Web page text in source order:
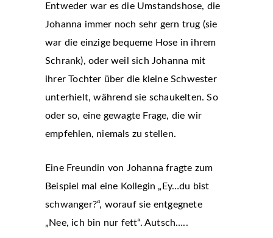
Entweder war es die Umstandshose, die
Johanna immer noch sehr gern trug (sie
war die einzige bequeme Hose in ihrem
Schrank), oder weil sich Johanna mit
ihrer Tochter über die kleine Schwester
unterhielt, während sie schaukelten. So
oder so, eine gewagte Frage, die wir
empfehlen, niemals zu stellen.
Eine Freundin von Johanna fragte zum
Beispiel mal eine Kollegin „Ey…du bist
schwanger?“, worauf sie entgegnete
„Nee, ich bin nur fett“. Autsch…..